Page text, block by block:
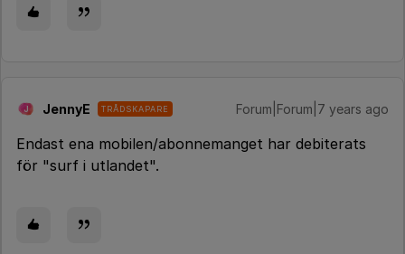
J JennyE TRÅDSKAPARE Forum|Forum|7 years ago
Endast ena mobilen/abonnemanget har debiterats
för "surf i utlandet".